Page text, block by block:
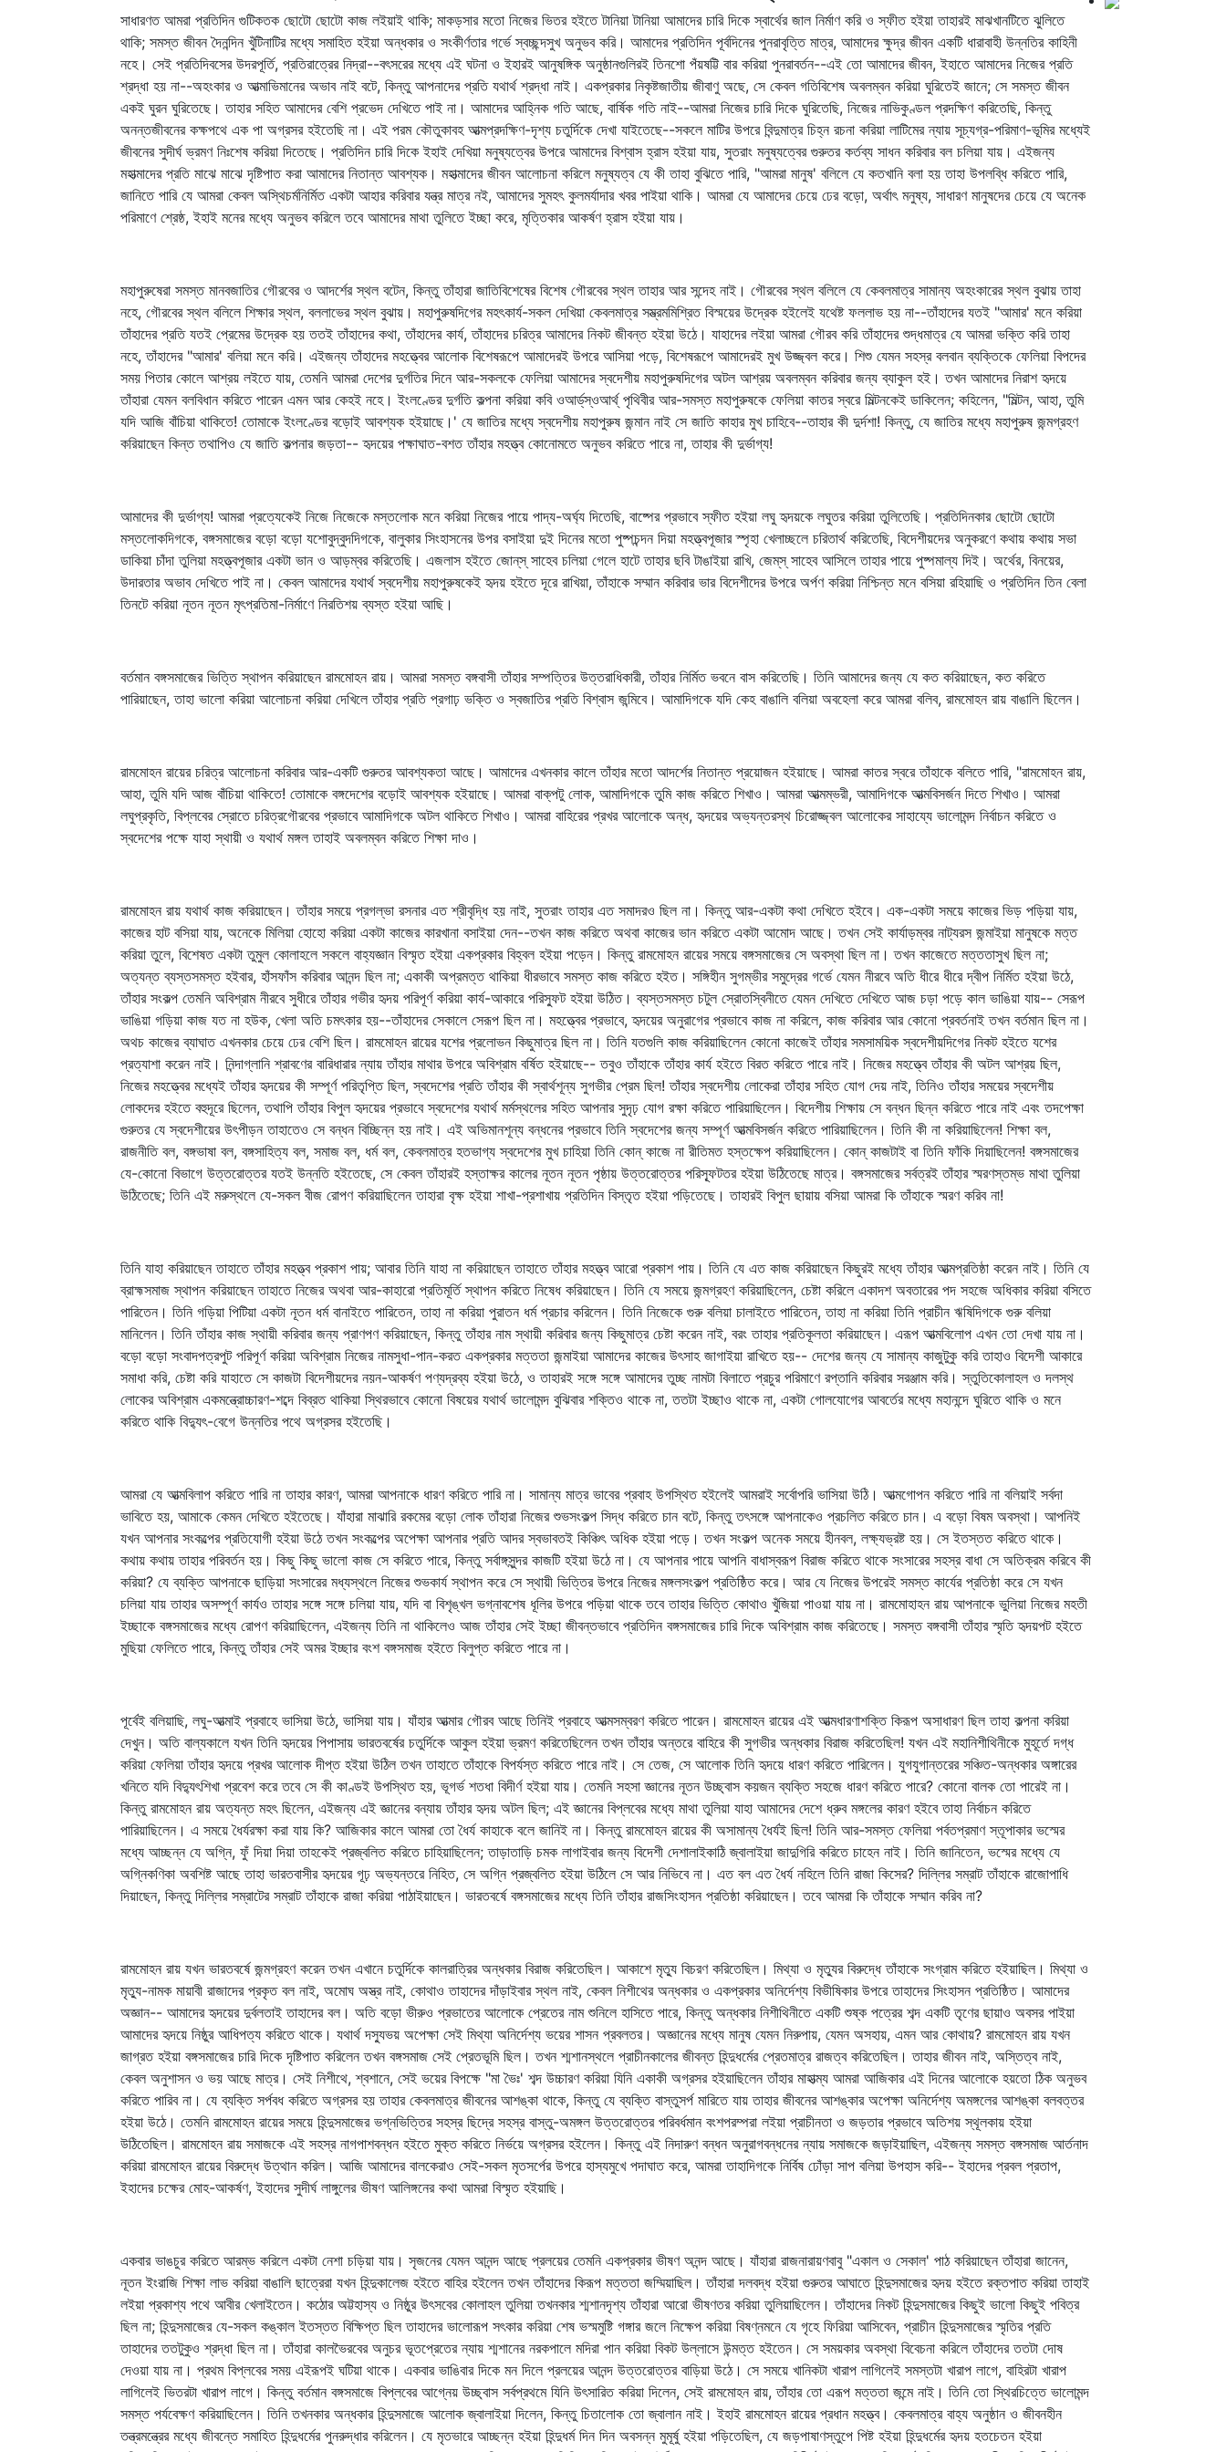
সাধারণত আমরা প্রতিদিন গুটিকতক ছোটো ছোটো কাজ লইয়াই থাকি; মাকড়সার মতো নিজের ভিতর হইতে টানিয়া টানিয়া আমাদের চারি দিকে স্বার্থের জাল নির্মাণ করি ও স্ফীত হইয়া তাহারই মাঝখানটিতে ঝুলিতে
থাকি; সমস্ত জীবন দৈনন্দিন খুঁটিনাটির মধ্যে সমাহিত হইয়া অন্ধকার ও সংকীর্ণতার গর্ভে স্বচ্ছন্দসুখ অনুভব করি। আমাদের প্রতিদিন পূর্বদিনের পুনরাবৃত্তি মাত্র, আমাদের ক্ষুদ্র জীবন একটি ধারাবাহী উন্নতির কাহিনী
নহে। সেই প্রতিদিবসের উদরপূর্তি, প্রতিরাত্রের নিদ্রা--বৎসরের মধ্যে এই ঘটনা ও ইহারই আনুষঙ্গিক অনুষ্ঠানগুলিরই তিনশো পঁয়ষট্টি বার করিয়া পুনরাবর্তন--এই তো আমাদের জীবন, ইহাতে আমাদের নিজের প্রতি
শ্রদ্ধা হয় না--অহংকার ও আত্মাভিমানের অভাব নাই বটে, কিন্তু আপনাদের প্রতি যথার্থ শ্রদ্ধা নাই। একপ্রকার নিকৃষ্টজাতীয় জীবাণু অছে, সে কেবল গতিবিশেষ অবলম্বন করিয়া ঘুরিতেই জানে; সে সমস্ত জীবন
একই ঘুরন ঘুরিতেছে। তাহার সহিত আমাদের বেশি প্রভেদ দেখিতে পাই না। আমাদের আহ্নিক গতি আছে, বার্ষিক গতি নাই--আমরা নিজের চারি দিকে ঘুরিতেছি, নিজের নাভিকুণ্ডল প্রদক্ষিণ করিতেছি, কিন্তু
অনন্তজীবনের কক্ষপথে এক পা অগ্রসর হইতেছি না। এই পরম কৌতুকাবহ আত্মপ্রদক্ষিণ-দৃশ্য চতুর্দিকে দেখা যাইতেছে--সকলে মাটির উপরে বিন্দুমাত্র চিহ্ন রচনা করিয়া লাটিমের ন্যায় সূচ্যগ্র-পরিমাণ-ভূমির মধ্যেই
জীবনের সুদীর্ঘ ভ্রমণ নিঃশেষ করিয়া দিতেছে। প্রতিদিন চারি দিকে ইহাই দেখিয়া মনুষ্যত্বের উপরে আমাদের বিশ্বাস হ্রাস হইয়া যায়, সুতরাং মনুষ্যত্বের গুরুতর কর্তব্য সাধন করিবার বল চলিয়া যায়। এইজন্য
মহাত্মাদের প্রতি মাঝে মাঝে দৃষ্টিপাত করা আমাদের নিতান্ত আবশ্যক। মহাত্মাদের জীবন আলোচনা করিলে মনুষ্যত্ব যে কী তাহা বুঝিতে পারি, "আমরা মানুষ' বলিলে যে কতখানি বলা হয় তাহা উপলব্ধি করিতে পারি,
জানিতে পারি যে আমরা কেবল অস্থিচর্মনির্মিত একটা আহার করিবার যন্ত্র মাত্র নই, আমাদের সুমহৎ কুলমর্যাদার খবর পাইয়া থাকি। আমরা যে আমাদের চেয়ে ঢের বড়ো, অর্থাৎ মনুষ্য, সাধারণ মানুষদের চেয়ে যে অনেক
পরিমাণে শ্রেষ্ঠ, ইহাই মনের মধ্যে অনুভব করিলে তবে আমাদের মাথা তুলিতে ইচ্ছা করে, মৃত্তিকার আকর্ষণ হ্রাস হইয়া যায়।
মহাপুরুষেরা সমস্ত মানবজাতির গৌরবের ও আদর্শের স্থল বটেন, কিন্তু তাঁহারা জাতিবিশেষের বিশেষ গৌরবের স্থল তাহার আর সন্দেহ নাই। গৌরবের স্থল বলিলে যে কেবলমাত্র সামান্য অহংকারের স্থল বুঝায় তাহা
নহে, গৌরবের স্থল বলিলে শিক্ষার স্থল, বললাভের স্থল বুঝায়। মহাপুরুষদিগের মহৎকার্য-সকল দেখিয়া কেবলমাত্র সম্ভ্রমমিশ্রিত বিস্ময়ের উদ্রেক হইলেই যথেষ্ট ফললাভ হয় না--তাঁহাদের যতই "আমার' মনে করিয়া
তাঁহাদের প্রতি যতই প্রেমের উদ্রেক হয় ততই তাঁহাদের কথা, তাঁহাদের কার্য, তাঁহাদের চরিত্র আমাদের নিকট জীবন্ত হইয়া উঠে। যাহাদের লইয়া আমরা গৌরব করি তাঁহাদের শুদ্ধমাত্র যে আমরা ভক্তি করি তাহা
নহে, তাঁহাদের "আমার' বলিয়া মনে করি। এইজন্য তাঁহাদের মহত্ত্বের আলোক বিশেষরূপে আমাদেরই উপরে আসিয়া পড়ে, বিশেষরূপে আমাদেরই মুখ উজ্জ্বল করে। শিশু যেমন সহস্র বলবান ব্যক্তিকে ফেলিয়া বিপদের
সময় পিতার কোলে আশ্রয় লইতে যায়, তেমনি আমরা দেশের দুর্গতির দিনে আর-সকলকে ফেলিয়া আমাদের স্বদেশীয় মহাপুরুষদিগের অটল আশ্রয় অবলম্বন করিবার জন্য ব্যাকুল হই। তখন আমাদের নিরাশ হৃদয়ে
তাঁহারা যেমন বলবিধান করিতে পারেন এমন আর কেহই নহে। ইংলণ্ডের দুর্গতি কল্পনা করিয়া কবি ওআর্ড্‌স্‌ওআর্থ্‌ পৃথিবীর আর-সমস্ত মহাপুরুষকে ফেলিয়া কাতর স্বরে মিল্টনকেই ডাকিলেন; কহিলেন, "মিল্টন, আহা, তুমি
যদি আজি বাঁচিয়া থাকিতে! তোমাকে ইংলণ্ডের বড়োই আবশ্যক হইয়াছে।' যে জাতির মধ্যে স্বদেশীয় মহাপুরুষ জন্মান নাই সে জাতি কাহার মুখ চাহিবে--তাহার কী দুর্দশা! কিন্তু, যে জাতির মধ্যে মহাপুরুষ জন্মগ্রহণ
করিয়াছেন কিন্ত তথাপিও যে জাতি কল্পনার জড়তা-- হৃদয়ের পক্ষাঘাত-বশত তাঁহার মহত্ত্ব কোনোমতে অনুভব করিতে পারে না, তাহার কী দুর্ভাগ্য!
আমাদের কী দুর্ভাগ্য! আমরা প্রত্যেকেই নিজে নিজেকে মস্তলোক মনে করিয়া নিজের পায়ে পাদ্য-অর্ঘ্য দিতেছি, বাষ্পের প্রভাবে স্ফীত হইয়া লঘু হৃদয়কে লঘুতর করিয়া তুলিতেছি। প্রতিদিনকার ছোটো ছোটো
মস্তলোকদিগকে, বঙ্গসমাজের বড়ো বড়ো যশোবুদ্‌বুদদিগকে, বালুকার সিংহাসনের উপর বসাইয়া দুই দিনের মতো পুষ্পচন্দন দিয়া মহত্ত্বপূজার স্পৃহা খেলাচ্ছলে চরিতার্থ করিতেছি, বিদেশীয়দের অনুকরণে কথায় কথায় সভা
ডাকিয়া চাঁদা তুলিয়া মহত্ত্বপূজার একটা ভান ও আড়ম্বর করিতেছি। এজলাস হইতে জোন্‌স্‌ সাহেব চলিয়া গেলে হাটে তাহার ছবি টাঙাইয়া রাখি, জেম্‌স্‌ সাহেব আসিলে তাহার পায়ে পুষ্পমাল্য দিই। অর্থের, বিনয়ের,
উদারতার অভাব দেখিতে পাই না। কেবল আমাদের যথার্থ স্বদেশীয় মহাপুরুষকেই হৃদয় হইতে দূরে রাখিয়া, তাঁহাকে সম্মান করিবার ভার বিদেশীদের উপরে অর্পণ করিয়া নিশ্চিন্ত মনে বসিয়া রহিয়াছি ও প্রতিদিন তিন বেলা
তিনটে করিয়া নূতন নূতন মৃৎপ্রতিমা-নির্মাণে নিরতিশয় ব্যস্ত হইয়া আছি।
বর্তমান বঙ্গসমাজের ভিত্তি স্থাপন করিয়াছেন রামমোহন রায়। আমরা সমস্ত বঙ্গবাসী তাঁহার সম্পত্তির উত্তরাধিকারী, তাঁহার নির্মিত ভবনে বাস করিতেছি। তিনি আমাদের জন্য যে কত করিয়াছেন, কত করিতে
পারিয়াছেন, তাহা ভালো করিয়া আলোচনা করিয়া দেখিলে তাঁহার প্রতি প্রগাঢ় ভক্তি ও স্বজাতির প্রতি বিশ্বাস জন্মিবে। আমাদিগকে যদি কেহ বাঙালি বলিয়া অবহেলা করে আমরা বলিব, রামমোহন রায় বাঙালি ছিলেন।
রামমোহন রায়ের চরিত্র আলোচনা করিবার আর-একটি গুরুতর আবশ্যকতা আছে। আমাদের এখনকার কালে তাঁহার মতো আদর্শের নিতান্ত প্রয়োজন হইয়াছে। আমরা কাতর স্বরে তাঁহাকে বলিতে পারি, "রামমোহন রায়,
আহা, তুমি যদি আজ বাঁচিয়া থাকিতে! তোমাকে বঙ্গদেশের বড়োই আবশ্যক হইয়াছে। আমরা বাক্‌পটু লোক, আমাদিগকে তুমি কাজ করিতে শিখাও। আমরা আত্মম্ভরী, আমাদিগকে আত্মবিসর্জন দিতে শিখাও। আমরা
লঘুপ্রকৃতি, বিপ্লবের স্রোতে চরিত্রগৌরবের প্রভাবে আমাদিগকে অটল থাকিতে শিখাও। আমরা বাহিরের প্রখর আলোকে অন্ধ, হৃদয়ের অভ্যন্তরস্থ চিরোজ্জ্বল আলোকের সাহায্যে ভালোমন্দ নির্বাচন করিতে ও
স্বদেশের পক্ষে যাহা স্থায়ী ও যথার্থ মঙ্গল তাহাই অবলম্বন করিতে শিক্ষা দাও।
রামমোহন রায় যথার্থ কাজ করিয়াছেন। তাঁহার সময়ে প্রগল্‌ভা রসনার এত শ্রীবৃদ্ধি হয় নাই, সুতরাং তাহার এত সমাদরও ছিল না। কিন্তু আর-একটা কথা দেখিতে হইবে। এক-একটা সময়ে কাজের ভিড় পড়িয়া যায়,
কাজের হাট বসিয়া যায়, অনেকে মিলিয়া হোহো করিয়া একটা কাজের কারখানা বসাইয়া দেন--তখন কাজ করিতে অথবা কাজের ভান করিতে একটা আমোদ আছে। তখন সেই কার্যাড়ম্বর নাট্যরস জন্মাইয়া মানুষকে মত্ত
করিয়া তুলে, বিশেষত একটা তুমুল কোলাহলে সকলে বাহ্যজ্ঞান বিস্মৃত হইয়া একপ্রকার বিহ্বল হইয়া পড়েন। কিন্তু রামমোহন রায়ের সময়ে বঙ্গসমাজের সে অবস্থা ছিল না। তখন কাজেতে মত্ততাসুখ ছিল না;
অত্যন্ত ব্যস্তসমস্ত হইবার, হাঁসফাঁস করিবার আনন্দ ছিল না; একাকী অপ্রমত্ত থাকিয়া ধীরভাবে সমস্ত কাজ করিতে হইত। সঙ্গিহীন সুগম্ভীর সমুদ্রের গর্ভে যেমন নীরবে অতি ধীরে ধীরে দ্বীপ নির্মিত হইয়া উঠে,
তাঁহার সংকল্প তেমনি অবিশ্রাম নীরবে সুধীরে তাঁহার গভীর হৃদয় পরিপূর্ণ করিয়া কার্য-আকারে পরিস্ফুট হইয়া উঠিত। ব্যস্তসমস্ত চটুল স্রোতস্বিনীতে যেমন দেখিতে দেখিতে আজ চড়া পড়ে কাল ভাঙিয়া যায়-- সেরূপ
ভাঙিয়া গড়িয়া কাজ যত না হউক, খেলা অতি চমৎকার হয়--তাঁহাদের সেকালে সেরূপ ছিল না। মহত্ত্বের প্রভাবে, হৃদয়ের অনুরাগের প্রভাবে কাজ না করিলে, কাজ করিবার আর কোনো প্রবর্তনাই তখন বর্তমান ছিল না।
অথচ কাজের ব্যাঘাত এখনকার চেয়ে ঢের বেশি ছিল। রামমোহন রায়ের যশের প্রলোভন কিছুমাত্র ছিল না। তিনি যতগুলি কাজ করিয়াছিলেন কোনো কাজেই তাঁহার সমসাময়িক স্বদেশীয়দিগের নিকট হইতে যশের
প্রত্যাশা করেন নাই। নিন্দাগ্লানি শ্রাবণের বারিধারার ন্যায় তাঁহার মাথার উপরে অবিশ্রাম বর্ষিত হইয়াছে-- তবুও তাঁহাকে তাঁহার কার্য হইতে বিরত করিতে পারে নাই। নিজের মহত্ত্বে তাঁহার কী অটল আশ্রয় ছিল,
নিজের মহত্ত্বের মধ্যেই তাঁহার হৃদয়ের কী সম্পূর্ণ পরিতৃপ্তি ছিল, স্বদেশের প্রতি তাঁহার কী স্বার্থশূন্য সুগভীর প্রেম ছিল! তাঁহার স্বদেশীয় লোকেরা তাঁহার সহিত যোগ দেয় নাই, তিনিও তাঁহার সময়ের স্বদেশীয়
লোকদের হইতে বহুদূরে ছিলেন, তথাপি তাঁহার বিপুল হৃদয়ের প্রভাবে স্বদেশের যথার্থ মর্মস্থলের সহিত আপনার সুদৃঢ় যোগ রক্ষা করিতে পারিয়াছিলেন। বিদেশীয় শিক্ষায় সে বন্ধন ছিন্ন করিতে পারে নাই এবং তদপেক্ষা
গুরুতর যে স্বদেশীয়ের উৎপীড়ন তাহাতেও সে বন্ধন বিচ্ছিন্ন হয় নাই। এই অভিমানশূন্য বন্ধনের প্রভাবে তিনি স্বদেশের জন্য সম্পূর্ণ আত্মবিসর্জন করিতে পারিয়াছিলেন। তিনি কী না করিয়াছিলেন! শিক্ষা বল,
রাজনীতি বল, বঙ্গভাষা বল, বঙ্গসাহিত্য বল, সমাজ বল, ধর্ম বল, কেবলমাত্র হতভাগ্য স্বদেশের মুখ চাহিয়া তিনি কোন্‌ কাজে না রীতিমত হস্তক্ষেপ করিয়াছিলেন। কোন্‌ কাজটাই বা তিনি ফাঁকি দিয়াছিলেন! বঙ্গসমাজের
যে-কোনো বিভাগে উত্তরোত্তর যতই উন্নতি হইতেছে, সে কেবল তাঁহারই হস্তাক্ষর কালের নূতন নূতন পৃষ্ঠায় উত্তরোত্তর পরিস্ফূটতর হইয়া উঠিতেছে মাত্র। বঙ্গসমাজের সর্বত্রই তাঁহার স্মরণস্তম্ভ মাথা তুলিয়া
উঠিতেছে; তিনি এই মরুস্থলে যে-সকল বীজ রোপণ করিয়াছিলেন তাহারা বৃক্ষ হইয়া শাখা-প্রশাখায় প্রতিদিন বিস্তৃত হইয়া পড়িতেছে। তাহারই বিপুল ছায়ায় বসিয়া আমরা কি তাঁহাকে স্মরণ করিব না!
তিনি যাহা করিয়াছেন তাহাতে তাঁহার মহত্ত্ব প্রকাশ পায়; আবার তিনি যাহা না করিয়াছেন তাহাতে তাঁহার মহত্ত্ব আরো প্রকাশ পায়। তিনি যে এত কাজ করিয়াছেন কিছুরই মধ্যে তাঁহার আত্মপ্রতিষ্ঠা করেন নাই। তিনি যে
ব্রাহ্মসমাজ স্থাপন করিয়াছেন তাহাতে নিজের অথবা আর-কাহারো প্রতিমূর্তি স্থাপন করিতে নিষেধ করিয়াছেন। তিনি যে সময়ে জন্মগ্রহণ করিয়াছিলেন, চেষ্টা করিলে একাদশ অবতারের পদ সহজে অধিকার করিয়া বসিতে
পারিতেন। তিনি গড়িয়া পিটিয়া একটা নূতন ধর্ম বানাইতে পারিতেন, তাহা না করিয়া পুরাতন ধর্ম প্রচার করিলেন। তিনি নিজেকে গুরু বলিয়া চালাইতে পারিতেন, তাহা না করিয়া তিনি প্রাচীন ঋষিদিগকে গুরু বলিয়া
মানিলেন। তিনি তাঁহার কাজ স্থায়ী করিবার জন্য প্রাণপণ করিয়াছেন, কিন্তু তাঁহার নাম স্থায়ী করিবার জন্য কিছুমাত্র চেষ্টা করেন নাই, বরং তাহার প্রতিকূলতা করিয়াছেন। এরূপ আত্মবিলোপ এখন তো দেখা যায় না।
বড়ো বড়ো সংবাদপত্রপুট পরিপূর্ণ করিয়া অবিশ্রাম নিজের নামসুধা-পান-করত একপ্রকার মত্ততা জন্মাইয়া আমাদের কাজের উৎসাহ জাগাইয়া রাখিতে হয়-- দেশের জন্য যে সামান্য কাজুটুকু করি তাহাও বিদেশী আকারে
সমাধা করি, চেষ্টা করি যাহাতে সে কাজটা বিদেশীয়দের নয়ন-আকর্ষণ পণ্যদ্রব্য হইয়া উঠে, ও তাহারই সঙ্গে সঙ্গে আমাদের তুচ্ছ নামটা বিলাতে প্রচুর পরিমাণে রপ্তানি করিবার সরঞ্জাম করি। স্তুতিকোলাহল ও দলস্থ
লোকের অবিশ্রাম একমন্ত্রোচ্চারণ-শব্দে বিব্রত থাকিয়া স্থিরভাবে কোনো বিষয়ের যথার্থ ভালোমন্দ বুঝিবার শক্তিও থাকে না, ততটা ইচ্ছাও থাকে না, একটা গোলযোগের আবর্তের মধ্যে মহানন্দে ঘুরিতে থাকি ও মনে
করিতে থাকি বিদ্যুৎ-বেগে উন্নতির পথে অগ্রসর হইতেছি।
আমরা যে আত্মবিলাপ করিতে পারি না তাহার কারণ, আমরা আপনাকে ধারণ করিতে পারি না। সামান্য মাত্র ভাবের প্রবাহ উপস্থিত হইলেই আমরাই সর্বোপরি ভাসিয়া উঠি। আত্মগোপন করিতে পারি না বলিয়াই সর্বদা
ভাবিতে হয়, আমাকে কেমন দেখিতে হইতেছে। যাঁহারা মাঝারি রকমের বড়ো লোক তাঁহারা নিজের শুভসংকল্প সিদ্ধ করিতে চান বটে, কিন্তু তৎসঙ্গে আপনাকেও প্রচলিত করিতে চান। এ বড়ো বিষম অবস্থা। আপনিই
যখন আপনার সংকল্পের প্রতিযোগী হইয়া উঠে তখন সংকল্পের অপেক্ষা আপনার প্রতি আদর স্বভাবতই কিঞ্চিৎ অধিক হইয়া পড়ে। তখন সংকল্প অনেক সময়ে হীনবল, লক্ষ্যভ্রষ্ট হয়। সে ইতস্তত করিতে থাকে।
কথায় কথায় তাহার পরিবর্তন হয়। কিছু কিছু ভালো কাজ সে করিতে পারে, কিন্তু সর্বাঙ্গসুন্দর কাজটি হইয়া উঠে না। যে আপনার পায়ে আপনি বাধাস্বরূপ বিরাজ করিতে থাকে সংসারের সহস্র বাধা সে অতিক্রম করিবে কী
করিয়া? যে ব্যক্তি আপনাকে ছাড়িয়া সংসারের মধ্যস্থলে নিজের শুভকার্য স্থাপন করে সে স্থায়ী ভিত্তির উপরে নিজের মঙ্গলসংকল্প প্রতিষ্ঠিত করে। আর যে নিজের উপরেই সমস্ত কার্যের প্রতিষ্ঠা করে সে যখন
চলিয়া যায় তাহার অসম্পূর্ণ কার্যও তাহার সঙ্গে সঙ্গে চলিয়া যায়, যদি বা বিশৃঙ্খল ভগ্নাবশেষ ধূলির উপরে পড়িয়া থাকে তবে তাহার ভিত্তি কোথাও খুঁজিয়া পাওয়া যায় না। রামমোহাহন রায় আপনাকে ভুলিয়া নিজের মহতী
ইচ্ছাকে বঙ্গসমাজের মধ্যে রোপণ করিয়াছিলেন, এইজন্য তিনি না থাকিলেও আজ তাঁহার সেই ইচ্ছা জীবন্তভাবে প্রতিদিন বঙ্গসমাজের চারি দিকে অবিশ্রাম কাজ করিতেছে। সমস্ত বঙ্গবাসী তাঁহার স্মৃতি হৃদয়পট হইতে
মুছিয়া ফেলিতে পারে, কিন্তু তাঁহার সেই অমর ইচ্ছার বংশ বঙ্গসমাজ হইতে বিলুপ্ত করিতে পারে না।
পূর্বেই বলিয়াছি, লঘু-আত্মাই প্রবাহে ভাসিয়া উঠে, ভাসিয়া যায়। যাঁহার আত্মার গৌরব আছে তিনিই প্রবাহে আত্মসম্বরণ করিতে পারেন। রামমোহন রায়ের এই আত্মধারণাশক্তি কিরূপ অসাধারণ ছিল তাহা কল্পনা করিয়া
দেখুন। অতি বাল্যকালে যখন তিনি হৃদয়ের পিপাসায় ভারতবর্ষের চতুর্দিকে আকুল হইয়া ভ্রমণ করিতেছিলেন তখন তাঁহার অন্তরে বাহিরে কী সুগভীর অন্ধকার বিরাজ করিতেছিল! যখন এই মহানিশীথিনীকে মুহূর্তে দগ্ধ
করিয়া ফেলিয়া তাঁহার হৃদয়ে প্রখর আলোক দীপ্ত হইয়া উঠিল তখন তাহাতে তাঁহাকে বিপর্যস্ত করিতে পারে নাই। সে তেজ, সে আলোক তিনি হৃদয়ে ধারণ করিতে পারিলেন। যুগযুগান্তরের সঞ্চিত-অন্ধকার অঙ্গারের
খনিতে যদি বিদ্যুৎশিখা প্রবেশ করে তবে সে কী কাণ্ডই উপস্থিত হয়, ভূগর্ভ শতধা বিদীর্ণ হইয়া যায়। তেমনি সহসা জ্ঞানের নূতন উচ্ছ্বাস কয়জন ব্যক্তি সহজে ধারণ করিতে পারে? কোনো বালক তো পারেই না।
কিন্তু রামমোহন রায় অত্যন্ত মহৎ ছিলেন, এইজন্য এই জ্ঞানের বন্যায় তাঁহার হৃদয় অটল ছিল; এই জ্ঞানের বিপ্লবের মধ্যে মাথা তুলিয়া যাহা আমাদের দেশে ধ্রুব মঙ্গলের কারণ হইবে তাহা নির্বাচন করিতে
পারিয়াছিলেন। এ সময়ে ধৈর্যরক্ষা করা যায় কি? আজিকার কালে আমরা তো ধৈর্য কাহাকে বলে জানিই না। কিন্তু রামমোহন রায়ের কী অসামান্য ধৈর্যই ছিল! তিনি আর-সমস্ত ফেলিয়া পর্বতপ্রমাণ স্তূপাকার ভস্মের
মধ্যে আচ্ছন্ন যে অগ্নি, ফুঁ দিয়া দিয়া তাহকেই প্রজ্বলিত করিতে চাহিয়াছিলেন; তাড়াতাড়ি চমক লাগাইবার জন্য বিদেশী দেশালাইকাঠি জ্বালাইয়া জাদুগিরি করিতে চাহেন নাই। তিনি জানিতেন, ভস্মের মধ্যে যে
অগ্নিকণিকা অবশিষ্ট আছে তাহা ভারতবাসীর হৃদয়ের গূঢ় অভ্যন্তরে নিহিত, সে অগ্নি প্রজ্বলিত হইয়া উঠিলে সে আর নিভিবে না। এত বল এত ধৈর্য নহিলে তিনি রাজা কিসের? দিল্লির সম্রাট তাঁহাকে রাজোপাধি
দিয়াছেন, কিন্তু দিল্লির সম্রাটের সম্রাট তাঁহাকে রাজা করিয়া পাঠাইয়াছেন। ভারতবর্ষে বঙ্গসমাজের মধ্যে তিনি তাঁহার রাজসিংহাসন প্রতিষ্ঠা করিয়াছেন। তবে আমরা কি তাঁহাকে সম্মান করিব না?
রামমোহন রায় যখন ভারতবর্ষে জন্মগ্রহণ করেন তখন এখানে চতুর্দিকে কালরাত্রির অন্ধকার বিরাজ করিতেছিল। আকাশে মৃত্যু বিচরণ করিতেছিল। মিথ্যা ও মৃত্যুর বিরুদ্ধে তাঁহাকে সংগ্রাম করিতে হইয়াছিল। মিথ্যা ও
মৃত্যু-নামক মায়াবী রাজাদের প্রকৃত বল নাই, অমোঘ অস্ত্র নাই, কোথাও তাহাদের দাঁড়াইবার স্থল নাই, কেবল নিশীথের অন্ধকার ও একপ্রকার অনির্দেশ্য বিভীষিকার উপরে তাহাদের সিংহাসন প্রতিষ্ঠিত। আমাদের
অজ্ঞান-- আমাদের হৃদয়ের দুর্বলতাই তাহাদের বল। অতি বড়ো ভীরুও প্রভাতের আলোকে প্রেতের নাম শুনিলে হাসিতে পারে, কিন্তু অন্ধকার নিশীথিনীতে একটি শুষ্ক পত্রের শব্দ একটি তৃণের ছায়াও অবসর পাইয়া
আমাদের হৃদয়ে নিষ্ঠুর আধিপত্য করিতে থাকে। যথার্থ দস্যুভয় অপেক্ষা সেই মিথ্যা অনির্দেশ্য ভয়ের শাসন প্রবলতর। অজ্ঞানের মধ্যে মানুষ যেমন নিরুপায়, যেমন অসহায়, এমন আর কোথায়? রামমোহন রায় যখন
জাগ্রত হইয়া বঙ্গসমাজের চারি দিকে দৃষ্টিপাত করিলেন তখন বঙ্গসমাজ সেই প্রেতভূমি ছিল। তখন শ্মশানস্থলে প্রাচীনকালের জীবন্ত হিন্দুধর্মের প্রেতমাত্র রাজত্ব করিতেছিল। তাহার জীবন নাই, অস্তিত্ব নাই,
কেবল অনুশাসন ও ভয় আছে মাত্র। সেই নিশীথে, শ্বশানে, সেই ভয়ের বিপক্ষে "মা ভৈঃ' শব্দ উচ্চারণ করিয়া যিনি একাকী অগ্রসর হইয়াছিলেন তাঁহার মাহাত্ম্য আমরা আজিকার এই দিনের আলোকে হয়তো ঠিক অনুভব
করিতে পারিব না। যে ব্যক্তি সর্পবধ করিতে অগ্রসর হয় তাহার কেবলমাত্র জীবনের আশঙ্কা থাকে, কিন্তু যে ব্যক্তি বাস্তুসর্প মারিতে যায় তাহার জীবনের আশঙ্কার অপেক্ষা অনির্দেশ্য অমঙ্গলের আশঙ্কা বলবত্তর
হইয়া উঠে। তেমনি রামমোহন রায়ের সময়ে হিন্দুসমাজের ভগ্নভিত্তির সহস্র ছিদ্রে সহস্র বাস্তু-অমঙ্গল উত্তরোত্তর পরিবর্ধমান বংশপরম্পরা লইয়া প্রাচীনতা ও জড়তার প্রভাবে অতিশয় স্থূলকায় হইয়া
উঠিতেছিল। রামমোহন রায় সমাজকে এই সহস্র নাগপাশবন্ধন হইতে মুক্ত করিতে নির্ভয়ে অগ্রসর হইলেন। কিন্তু এই নিদারুণ বন্ধন অনুরাগবন্ধনের ন্যায় সমাজকে জড়াইয়াছিল, এইজন্য সমস্ত বঙ্গসমাজ আর্তনাদ
করিয়া রামমোহন রায়ের বিরুদ্ধে উত্থান করিল। আজি আমাদের বালকেরাও সেই-সকল মৃতসর্পের উপরে হাস্যমুখে পদাঘাত করে, আমরা তাহাদিগকে নির্বিষ ঢোঁড়া সাপ বলিয়া উপহাস করি-- ইহাদের প্রবল প্রতাপ,
ইহাদের চক্ষের মোহ-আকর্ষণ, ইহাদের সুদীর্ঘ লাঙ্গুলের ভীষণ আলিঙ্গনের কথা আমরা বিস্মৃত হইয়াছি।
একবার ভাঙচুর করিতে আরম্ভ করিলে একটা নেশা চড়িয়া যায়। সৃজনের যেমন আনন্দ আছে প্রলয়ের তেমনি একপ্রকার ভীষণ অনন্দ আছে। যাঁহারা রাজনারায়ণবাবু "একাল ও সেকাল' পাঠ করিয়াছেন তাঁহারা জানেন,
নূতন ইংরাজি শিক্ষা লাভ করিয়া বাঙালি ছাত্রেরা যখন হিন্দুকালেজ হইতে বাহির হইলেন তখন তাঁহাদের কিরূপ মত্ততা জম্মিয়াছিল। তাঁহারা দলবদ্ধ হইয়া গুরুতর আঘাতে হিন্দুসমাজের হৃদয় হইতে রক্তপাত করিয়া তাহাই
লইয়া প্রকাশ্য পথে আবীর খেলাইতেন। কঠোর অট্টহাস্য ও নিষ্ঠুর উৎসবের কোলাহল তুলিয়া তখনকার শ্মশানদৃশ্য তাঁহারা আরো ভীষণতর করিয়া তুলিয়াছিলেন। তাঁহাদের নিকট হিন্দুসমাজের কিছুই ভালো কিছুই পবিত্র
ছিল না; হিন্দুসমাজের যে-সকল কঙ্কাল ইতস্তত বিক্ষিপ্ত ছিল তাহাদের ভালোরূপ সৎকার করিয়া শেষ ভস্মমুষ্টি গঙ্গার জলে নিক্ষেপ করিয়া বিষণ্নমনে যে গৃহে ফিরিয়া আসিবেন, প্রাচীন হিন্দুসমাজের স্মৃতির প্রতি
তাহাদের ততটুকুও শ্রদ্ধা ছিল না। তাঁহারা কালভৈরবের অনুচর ভূতপ্রেতের ন্যায় শ্মশানের নরকপালে মদিরা পান করিয়া বিকট উল্লাসে উন্মত্ত হইতেন। সে সময়কার অবস্থা বিবেচনা করিলে তাঁহাদের ততটা দোষ
দেওয়া যায় না। প্রথম বিপ্লবের সময় এইরূপই ঘটিয়া থাকে। একবার ভাঙিবার দিকে মন দিলে প্রলয়ের আনন্দ উত্তরোত্তর বাড়িয়া উঠে। সে সময়ে খানিকটা খারাপ লাগিলেই সমস্তটা খারাপ লাগে, বাহিরটা খারাপ
লাগিলেই ভিতরটা খারাপ লাগে। কিন্তু বর্তমান বঙ্গসমাজে বিপ্লবের আগ্নেয় উচ্ছ্বাস সর্বপ্রথমে যিনি উৎসারিত করিয়া দিলেন, সেই রামমোহন রায়, তাঁহার তো এরূপ মত্ততা জন্মে নাই। তিনি তো স্থিরচিত্তে ভালোমন্দ
সমস্ত পর্যবেক্ষণ করিয়াছিলেন। তিনি তখনকার অন্ধকার হিন্দুসমাজে আলোক জ্বালাইয়া দিলেন, কিন্তু চিতালোক তো জ্বালান নাই। ইহাই রামমোহন রায়ের প্রধান মহত্ত্ব। কেবলমাত্র বাহ্য অনুষ্ঠান ও জীবনহীন
তন্ত্রমন্ত্রের মধ্যে জীবন্তে সমাহিত হিন্দুধর্মের পুনরুদ্ধার করিলেন। যে মৃতভারে আচ্ছন্ন হইয়া হিন্দুধর্ম দিন দিন অবসন্ন মুমূর্ষু হইয়া পড়িতেছিল, যে জড়পাষাণস্তুপে পিষ্ট হইয়া হিন্দুধর্মের হৃদয় হতচেতন হইয়া